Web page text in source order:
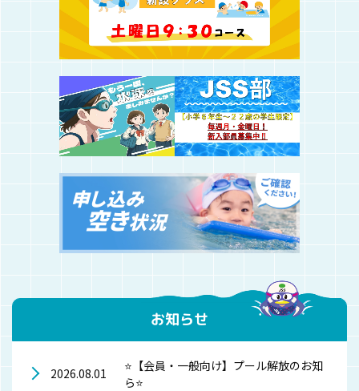
お知らせ
2026.08.01
⭐【会員・一般向け】プール解放のお知
ら⭐